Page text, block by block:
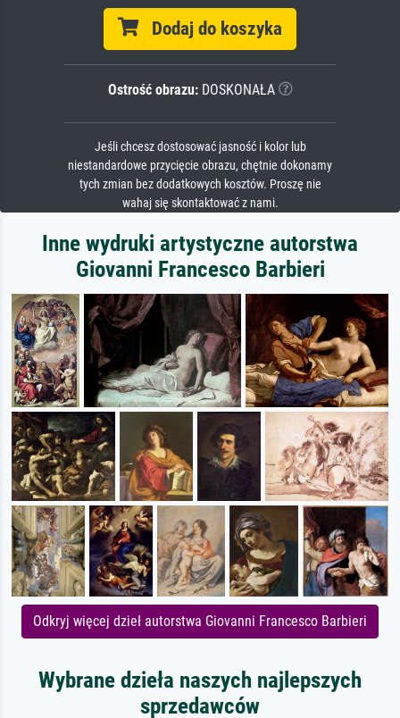
Dodaj do koszyka
Ostrość obrazu:DOSKONAŁA
Jeśli chcesz dostosować jasność i kolor lub
niestandardowe przycięcie obrazu, chętnie dokonamy
tych zmian bez dodatkowych kosztów. Proszę nie
wahaj się skontaktować z nami.
Inne wydruki artystyczne autorstwa
Giovanni Francesco Barbieri
Odkryj więcej dzieł autorstwa Giovanni Francesco Barbieri
Wybrane dzieła naszych najlepszych
sprzedawców